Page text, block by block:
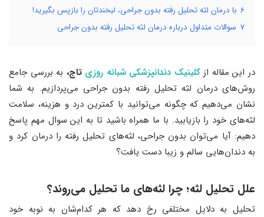
6 با درمان لثه تحلیل رفته بدون جراحی، لبخندتان را بازپس بگیرید!
7 سوالات متداول درباره درمان لثه تحلیل رفته بدون جراحی
در این مقاله ازکلینیک دندانپزشکی شبانه‌ روزی تاج، به بررسی جامع
روش‌های درمان لثه تحلیل رفته بدون جراحی می‌پردازیم. به شما
نشان می‌دهیم که چگونه می‌توانید با کمترین درد و هزینه، سلامت
لثه‌های خود را بازیابید. با ما همراه باشید تا به این سوال مهم پاسخ
دهیم: آیا می‌توان بدون جراحی، لثه‌های تحلیل رفته را درمان کرد و
به دندان‌هایی سالم و زیبا دست یافت؟
علل تحلیل لثه؛ چرا لثه‌های ما تحلیل می‌روند؟
تحليل به دلایل مختلفی رخ دهد که هر کدام‌شان به نوبه خود